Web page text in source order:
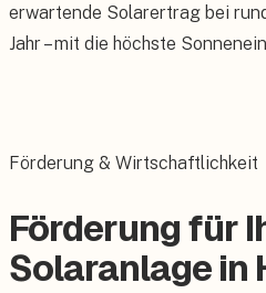
erwartende Solarertrag bei
Jahr – mit die höchste
Förderung & Wirtschaftlichkeit
Förderung für
Solaranlage in